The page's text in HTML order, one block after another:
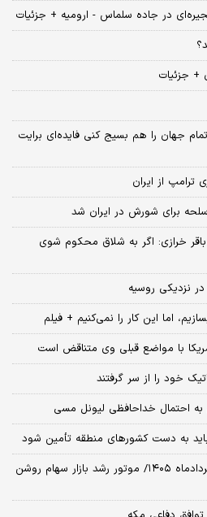
+ جزئیات
جهان را هم بسیج کنی فایده‌ای برایت
ترامپ از ایران
برای شورش در ایران شد
خرازی: اگر به شلاق محکوم شوی
نزدیکی روسیه
اما این کار را نمی‌کنیم + فیلم
با مواضع قبلی وی متناقض است
خود را از سر گرفتند
به احتمال خداحافظی لیونل مسی
به دست کشورهای منطقه تأمین شود
پیش بینی بورس فردا شنبه ۱۷ مردادماه ۱۴۰۵/ موتور رشد بازار سهام روشن